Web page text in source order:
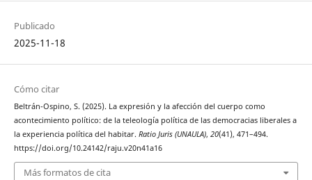
Publicado
2025-11-18
Cómo citar
Beltrán-Ospino, S. (2025). La expresión y la afección del cuerpo como
acontecimiento político: de la teleología política de las democracias liberales a
la experiencia política del habitar. Ratio Juris (UNAULA), 20(41), 471–494.
https://doi.org/10.24142/raju.v20n41a16
Más formatos de cita